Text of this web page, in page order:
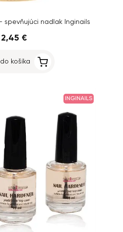
spevňujúci nadlak Inginails
2,45 €
košíka
INGINAILS